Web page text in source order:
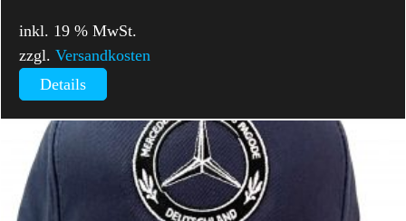
inkl. 19 % MwSt.
zzgl.Versandkosten
Details